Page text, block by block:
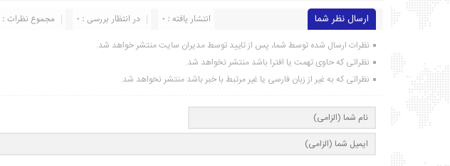
ارسال نظر شما مجموع نظرات : 0 در انتظار بررسی : 0 انتشار یافته : ۰
نظرات ارسال شده توسط شما، پس از تایید توسط مدیران سایت منتشر خواهد شد.
نظراتی که حاوی تهمت یا افترا باشد منتشر نخواهد شد.
نظراتی که به غیر از زبان فارسی یا غیر مرتبط با خبر باشد منتشر نخواهد شد.